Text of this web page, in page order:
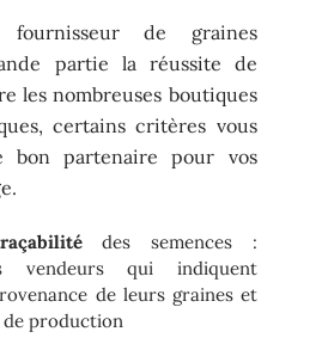
de graines
partie la réussite de
les nombreuses boutiques
certains critères vous
bon partenaire pour vos
des semences :
vendeurs qui indiquent
de leurs graines et
de production